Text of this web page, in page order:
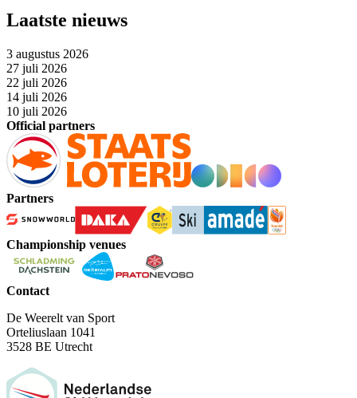
Laatste nieuws
3 augustus 2026
27 juli 2026
22 juli 2026
14 juli 2026
10 juli 2026
Official partners
Partners
Championship venues
Contact
De Weerelt van Sport
Orteliuslaan 1041
3528 BE Utrecht